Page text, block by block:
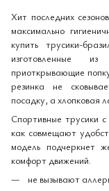
Хит последних
максимально
купить трусики-
изготовленные из
приоткрывающие
резинка не
посадку, а хлопковая
Спортивные трусики
как совмещают
модель подчеркнет
комфорт движений.
не вызывают